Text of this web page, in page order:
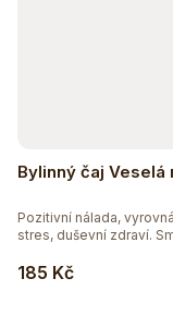
Bylinný čaj Veselá
185 Kč
Pozitivní nálada,
stres, duševní zdraví.